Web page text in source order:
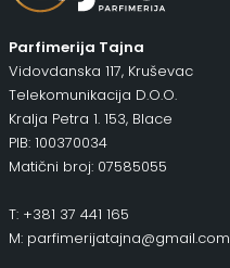
Parfimerija Tajna
Vidovdanska 117, Kruševac
Telekomunikacija D.O.O.
Kralja Petra 1. 153, Blace
PIB: 100370034
Matični broj: 07585055
T: +381 37 441 165
M: parfimerijatajna@gmail.com